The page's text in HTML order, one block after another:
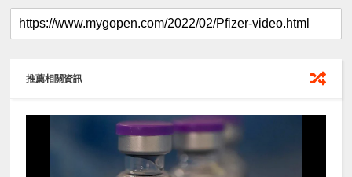
推薦相關資訊